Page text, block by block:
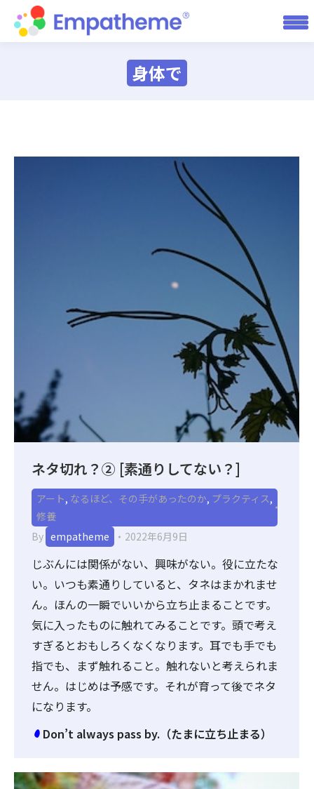
身体で
ネタ切れ？② [素通りしてない？]
アート, なるほど、その手があったのか, プラクティス,
修養
By empatheme 2022年6月9日
じぶんには関係がない、興味がない。役に立たな
い。いつも素通りしていると、タネはまかれませ
ん。ほんの一瞬でいいから立ち止まることです。
気に入ったものに触れてみることです。頭で考え
すぎるとおもしろくなくなります。耳でも手でも
指でも、まず触れること。触れないと考えられま
せん。はじめは予感です。それが育って後でネタ
になります。
Don’t always pass by.（たまに立ち止まる）